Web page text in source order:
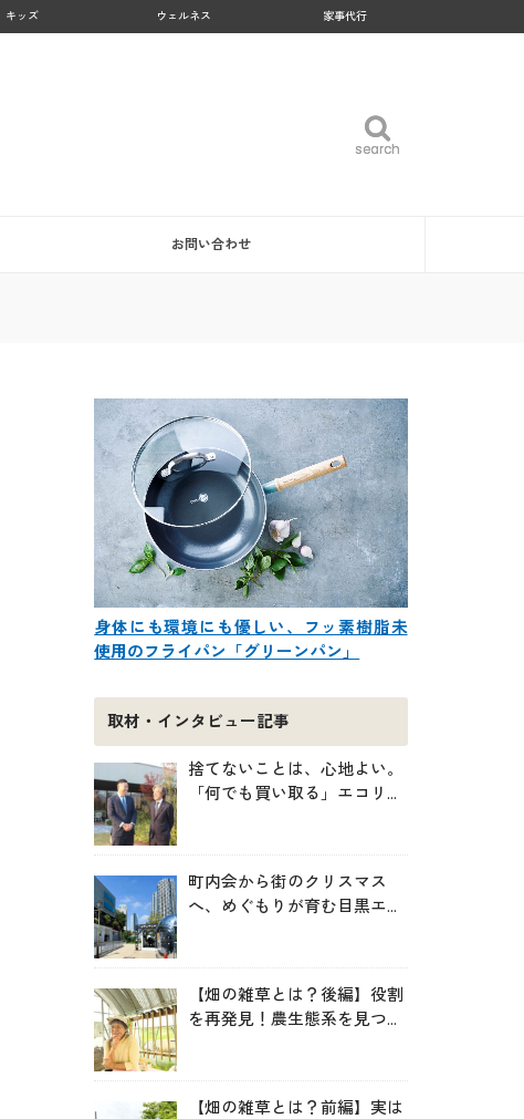
キッズ ウェルネス 家事代行
search
search
お問い合わせ
身体にも環境にも優しい、フッ素樹脂未
使用のフライパン「グリーンパン」
取材・インタビュー記事
捨てないことは、心地よい。
「何でも買い取る」エコリン
町内会から街のクリスマス
へ、めぐもりが育む目黒エリ
【畑の雑草とは？後編】役割
を再発見！農生態系を見つめ
【畑の雑草とは？前編】実は